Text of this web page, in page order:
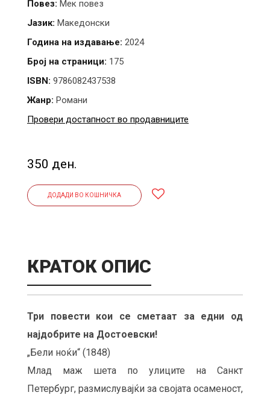
Повез: Мек повез
Јазик: Македонски
Година на издавање: 2024
Број на страници: 175
ISBN: 9786082437538
Жанр: Романи
Провери достапност во продавниците
350 ден.
ДОДАДИ ВО КОШНИЧКА
КРАТОК ОПИС
Три повести кои се сметаат за едни од
најдобрите на Достоевски!
„Бели ноќи“ (1848)
Млад маж шета по улиците на Санкт
Петербург, размислувајќи за својата осаменост,